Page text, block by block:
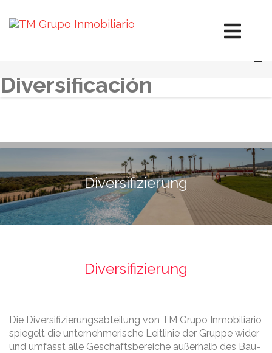
Diversificación
Immobilien Spanien
Immobilien in Mexiko
Diversifizierung
Diversifizierung
Die Diversifizierungsabteilung von TM Grupo Inmobiliario
spiegelt die unternehmerische Leitlinie der Gruppe wider
und umfasst alle Geschäftsbereiche außerhalb des Bau-